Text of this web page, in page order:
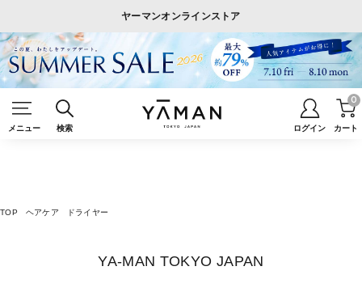
ヤーマンオンラインストア
メニュー 検索 ログイン カート
0
TOP ヘアケア ドライヤー
YA-MAN TOKYO JAPAN